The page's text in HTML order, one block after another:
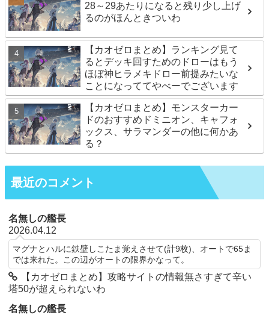
28～29あたりになると残り少し上げ
るのがほんときついわ
【カオゼロまとめ】ランキング見て
るとデッキ回すためのドローはもう
ほぼ神ヒラメキドロー前提みたいな
ことになっててやべーでございます
【カオゼロまとめ】モンスターカー
ドのおすすめドミニオン、キャフォ
ックス、サラマンダーの他に何かあ
る？
最近のコメント
名無しの艦長
2026.04.12
マグナとハルに鉄壁しこたま覚えさせて(計9枚)、オートで65ま
では来れた。この辺がオートの限界かなって。
【カオゼロまとめ】攻略サイトの情報無さすぎて辛い
塔50が超えられないわ
名無しの艦長